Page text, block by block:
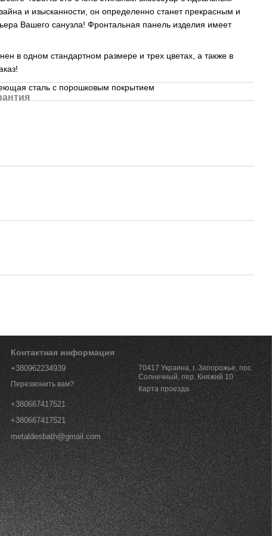
и изысканности, он определенно станет прекрасным и
Вашего санузла! Фронтальная панель изделия имеет
в одном стандартном размере и трех цветах, а также в
сталь с порошковым покрытием
Контактная информация
+380962234939
Перезвонить вам?
+380667417521
+380667417521
metaldesbath@gmail.com
70417 Украина, г. Запорожье, пос.
Солнечный, пер. Княжий 10
Карта проезда